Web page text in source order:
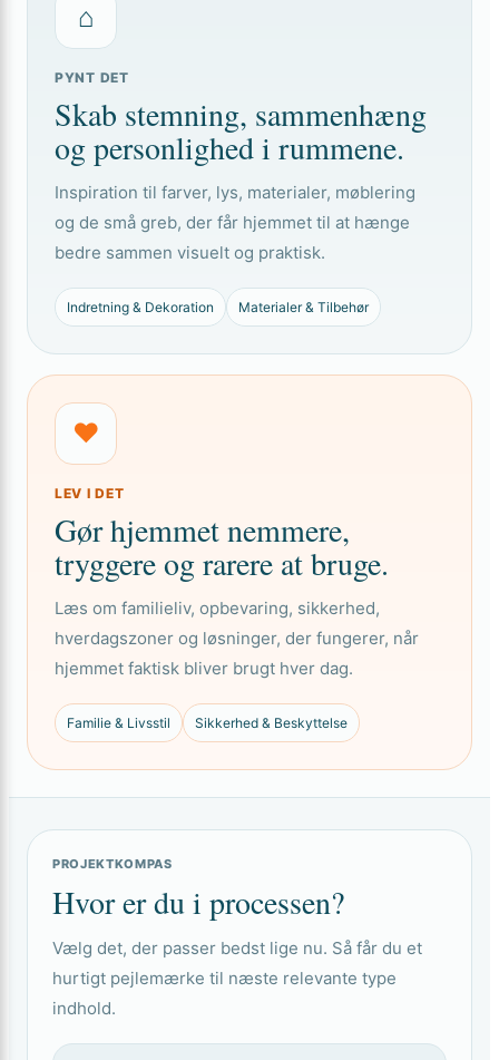
⌂
PYNT DET
Skab stemning, sammenhæng
og personlighed i rummene.
Inspiration til farver, lys, materialer, møblering
og de små greb, der får hjemmet til at hænge
bedre sammen visuelt og praktisk.
Indretning & Dekoration Materialer & Tilbehør
♥
LEV I DET
Gør hjemmet nemmere,
tryggere og rarere at bruge.
Læs om familieliv, opbevaring, sikkerhed,
hverdagszoner og løsninger, der fungerer, når
hjemmet faktisk bliver brugt hver dag.
Familie & Livsstil Sikkerhed & Beskyttelse
PROJEKTKOMPAS
Hvor er du i processen?
Vælg det, der passer bedst lige nu. Så får du et
hurtigt pejlemærke til næste relevante type
indhold.